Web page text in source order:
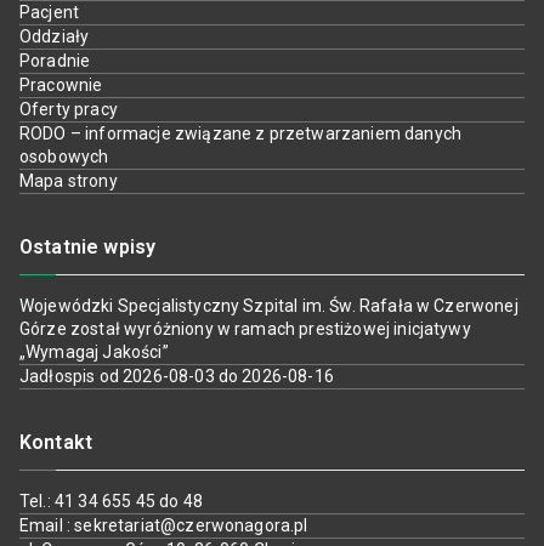
Pacjent
Oddziały
Poradnie
Pracownie
Oferty pracy
RODO – informacje związane z przetwarzaniem danych
osobowych
Mapa strony
Ostatnie wpisy
Wojewódzki Specjalistyczny Szpital im. Św. Rafała w Czerwonej
Górze został wyróżniony w ramach prestiżowej inicjatywy
„Wymagaj Jakości”
Jadłospis od 2026-08-03 do 2026-08-16
Kontakt
Tel.: 41 34 655 45 do 48
Email : sekretariat@czerwonagora.pl